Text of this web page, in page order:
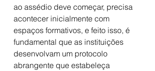
ao assédio deve começar, precisa
acontecer inicialmente com
espaços formativos, e feito isso, é
fundamental que as instituições
desenvolvam um protocolo
abrangente que estabeleça